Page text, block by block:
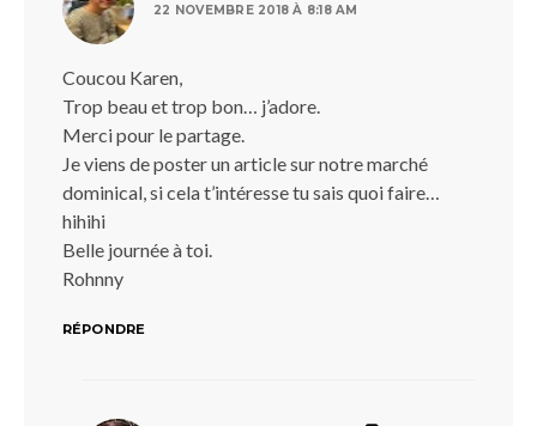
22 NOVEMBRE 2018 À 8:18 AM
Coucou Karen,
Trop beau et trop bon… j’adore.
Merci pour le partage.
Je viens de poster un article sur notre marché
dominical, si cela t’intéresse tu sais quoi faire…
hihihi
Belle journée à toi.
Rohnny
RÉPONDRE